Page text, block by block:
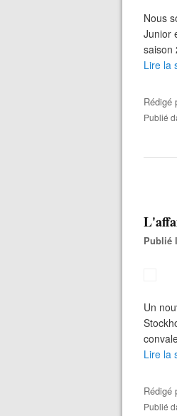
Nous
Junior
saison
Lire la
Rédigé
Publié
Un
Lire la
Rédigé
Publié